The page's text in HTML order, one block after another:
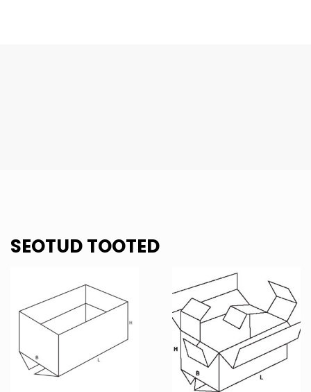
SEOTUD TOOTED